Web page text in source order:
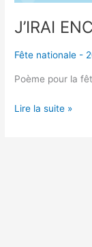
J’IRAI
Fête nationale -
Poème pour la
Lire la suite »